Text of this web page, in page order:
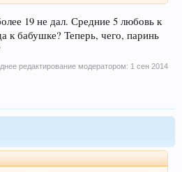
19 не дал. Средние 5 любовь к
к бабушке? Теперь, чего, паринь
редактирование модератором: 1 сен 2014